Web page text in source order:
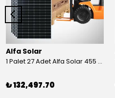
Alfa Solar
1 Palet 27 Adet Alfa Solar 455 Wp Half-Cut Güneş Paneli
₺ 132,497.70